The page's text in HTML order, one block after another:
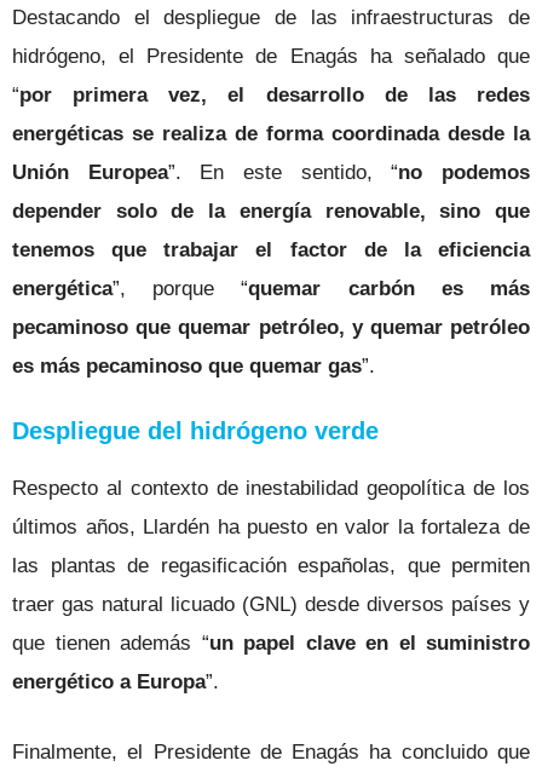
Destacando el despliegue de las infraestructuras de
hidrógeno, el Presidente de Enagás ha señalado que
“por primera vez, el desarrollo de las redes
energéticas se realiza de forma coordinada desde la
Unión Europea”. En este sentido, “no podemos
depender solo de la energía renovable, sino que
tenemos que trabajar el factor de la eficiencia
energética”, porque “quemar carbón es más
pecaminoso que quemar petróleo, y quemar petróleo
es más pecaminoso que quemar gas”.
Despliegue del hidrógeno verde
Respecto al contexto de inestabilidad geopolítica de los
últimos años, Llardén ha puesto en valor la fortaleza de
las plantas de regasificación españolas, que permiten
traer gas natural licuado (GNL) desde diversos países y
que tienen además “un papel clave en el suministro
energético a Europa”.
Finalmente, el Presidente de Enagás ha concluido que